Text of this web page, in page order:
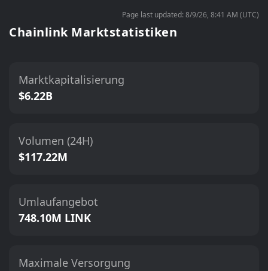
Page last updated: 8/9/26, 8:41 AM (UTC)
Chainlink Marktstatistiken
Marktkapitalisierung
$6.22B
Volumen (24H)
$117.22M
Umlaufangebot
748.10M LINK
Maximale Versorgung